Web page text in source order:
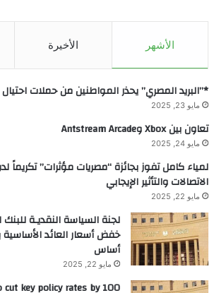
الأشهر الأخيرة
*”البريد المصري” يحذر المواطنين من حملات
مايو 23, 2025
تعاون بين Xbox وAntstream Arcade
مايو 24, 2025
لمياء كامل تفوز بجائزة “مصريات مؤثرات” تكريماً
الاتصالات والتأثير الإيجابي
مايو 22, 2025
لجنة السياسة النقديـة
أساس
مايو 22, 2025
cut key policy rates by 100